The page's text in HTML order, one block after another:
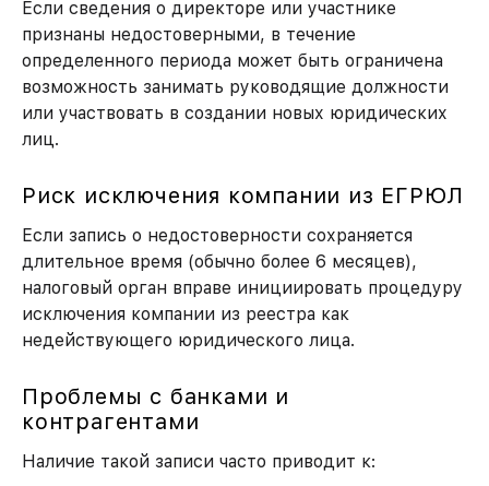
Если сведения о директоре или участнике
признаны недостоверными, в течение
определенного периода может быть ограничена
возможность занимать руководящие должности
или участвовать в создании новых юридических
лиц.
Риск исключения компании из ЕГРЮЛ
Если запись о недостоверности сохраняется
длительное время (обычно более 6 месяцев),
налоговый орган вправе инициировать процедуру
исключения компании из реестра как
недействующего юридического лица.
Проблемы с банками и
контрагентами
Наличие такой записи часто приводит к: